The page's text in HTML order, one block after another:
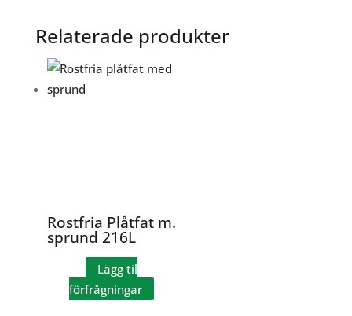
Relaterade produkter
Rostfria Plåtfat m.
sprund 216L
Lägg til
förfrågningar